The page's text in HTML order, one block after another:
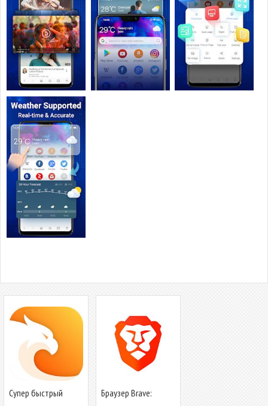
Супер быстрый
Браузер Brave: